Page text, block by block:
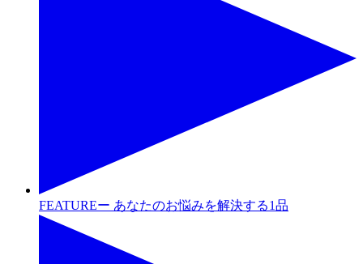
FEATUREー あなたのお悩みを解決する1品